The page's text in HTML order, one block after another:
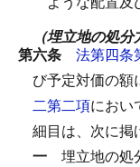
（埋立地の処
第六条 法第四条
び予定対価の額
二第二項におい
細目は、次に掲
一 埋立地の処